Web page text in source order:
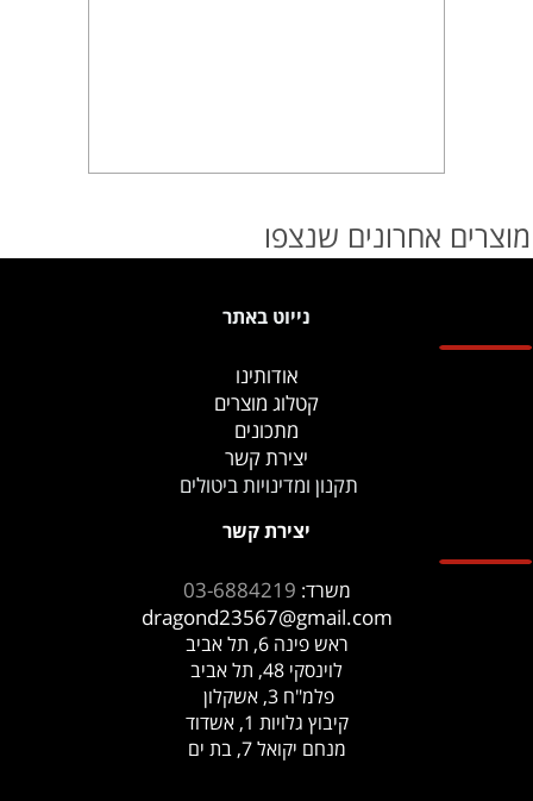
מוצרים אחרונים שנצפו
נייוט באתר
אודותינו
קטלוג מוצרים
מתכונים
יצירת קשר
תקנון ומדינויות ביטולים
יצירת קשר
משרד: 03-6884219
dragond23567@gmail.com
ראש פינה 6, תל אביב
לוינסקי 48, תל אביב
פלמ"ח 3, אשקלון
קיבוץ גלויות 1, אשדוד
מנחם יקואל 7, בת ים